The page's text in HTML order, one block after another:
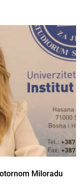
Miloradu